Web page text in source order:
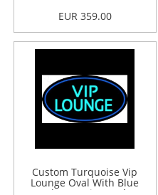
EUR 359.00
Custom Turquoise Vip
Lounge Oval With Blue